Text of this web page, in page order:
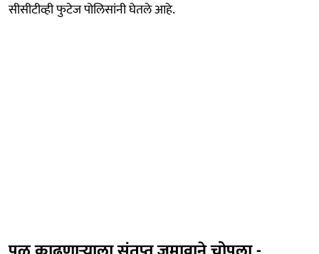
सीसीटीव्ही फुटेज पोलिसांनी घेतले आहे.